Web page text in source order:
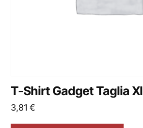
T-Shirt Gadget Taglia Xl
3,81€